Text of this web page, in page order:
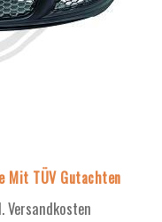
Mit TÜV Gutachten
Versandkosten